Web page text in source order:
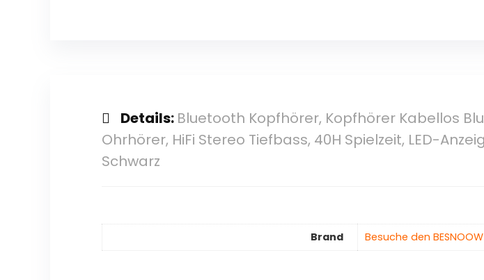
Details: Bluetooth Kopfhörer, Kopfhörer Kabellos
Ohrhörer, HiFi Stereo Tiefbass, 40H Spielzeit, LED-
Schwarz
Brand Besuche den